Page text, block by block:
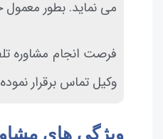
می نماید. بطور
وکیل تماس برقرار
ویژگی های